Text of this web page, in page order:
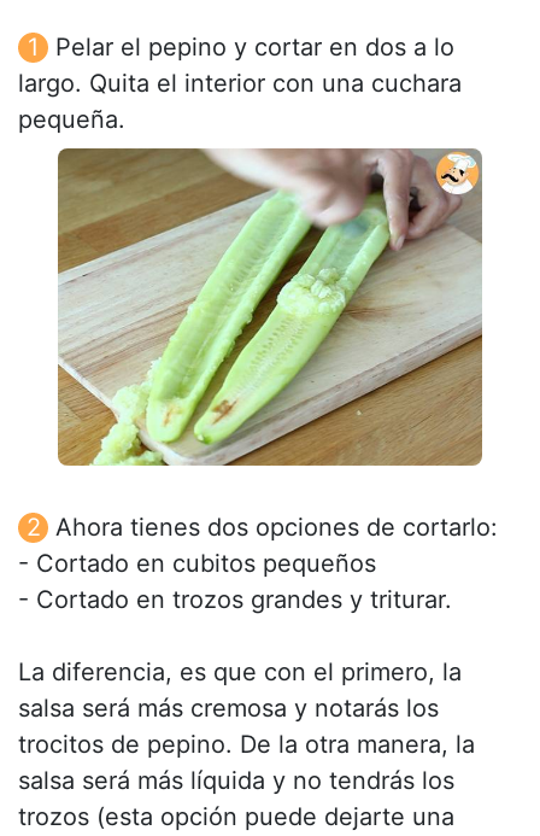
Pelar el pepino y cortar en dos a lo
largo. Quita el interior con una cuchara
pequeña.
Ahora tienes dos opciones de cortarlo:
- Cortado en cubitos pequeños
- Cortado en trozos grandes y triturar.
La diferencia, es que con el primero, la
salsa será más cremosa y notarás los
trocitos de pepino. De la otra manera, la
salsa será más líquida y no tendrás los
trozos (esta opción puede dejarte una